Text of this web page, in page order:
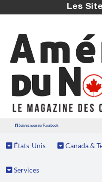
Les
Suivez nous sur Facebook
États-Unis Canada &
Services